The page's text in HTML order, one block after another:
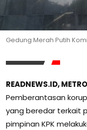
Gedung Merah Putih
READNEWS.ID,
Pemberantasan
yang beredar terkait
pimpinan KPK